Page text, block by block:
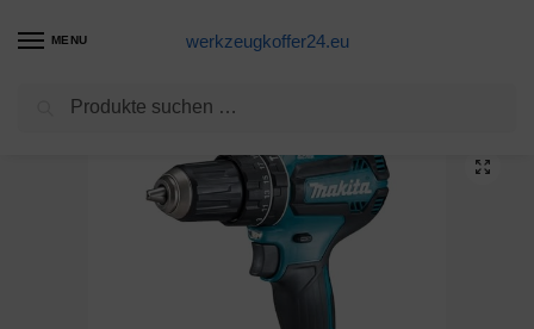
MENU werkzeugkoffer24.eu
Eine Alternative Makita DHP485Z Schlagbohrschrauber 18,0V (ohne Akku/ohne Ladegerät), 18 V, Schwarz, Blau